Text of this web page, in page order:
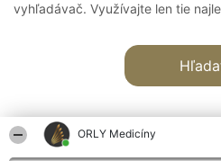
ORLY Medicíny
vyhľadávač. Využívajte len tie